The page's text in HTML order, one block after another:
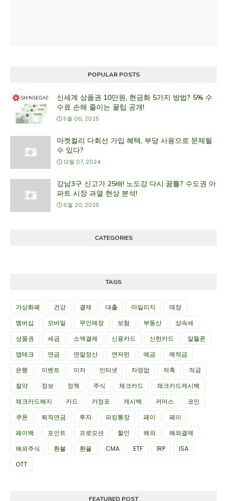
POPULAR POSTS
신세계 상품권 10만원, 현금화 5가지 방법? 5% 수
수료 손해 줄이는 꿀팁 공개!
5월 06, 2025
마켓컬리 다회선 가입 혜택, 부당 사용으로 문제될
수 있다?
12월 07, 2024
강남3구 신고가 25배! 노도강 다시 꿈틀? 수도권 아
파트 시장 과열 현상 분석!
6월 20, 2025
CATEGORIES
TAGS
가상화폐 건강 결제 대출 마일리지
매장
멤버십
모바일 무인매장 보험 부동산
상속세
상품권
세금 소액결제 신용카드 신한카드
알뜰폰
앱테크
연금 연말정산 연저펀 예금
예적금
은행
이벤트 이자 인터넷 자영업 저축
적금
절약
정보 정책 주식 체크카드
체크카드캐시백
체크카드해지
카드 카정포 캐시백 커머스
코인
쿠폰
퇴직연금 투자 파킹통장 패이
페이
페이백
포인트 프로모션 할인 해외
해외결제
해외주식
환불 환율 CMA ETF IRP
ISA
OTT
FEATURED POST